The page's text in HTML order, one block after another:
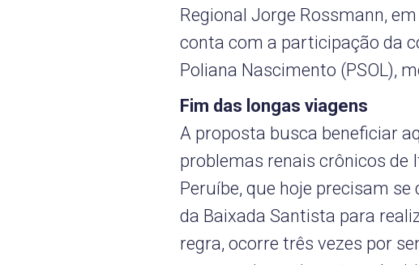
Regional Jorge Rossmann,
conta com a participação da
Poliana Nascimento (PSOL),
Fim das longas viagens
A proposta busca beneficiar
problemas renais crônicos de
Peruíbe, que hoje precisam
da Baixada Santista para
regra, ocorre três vezes por